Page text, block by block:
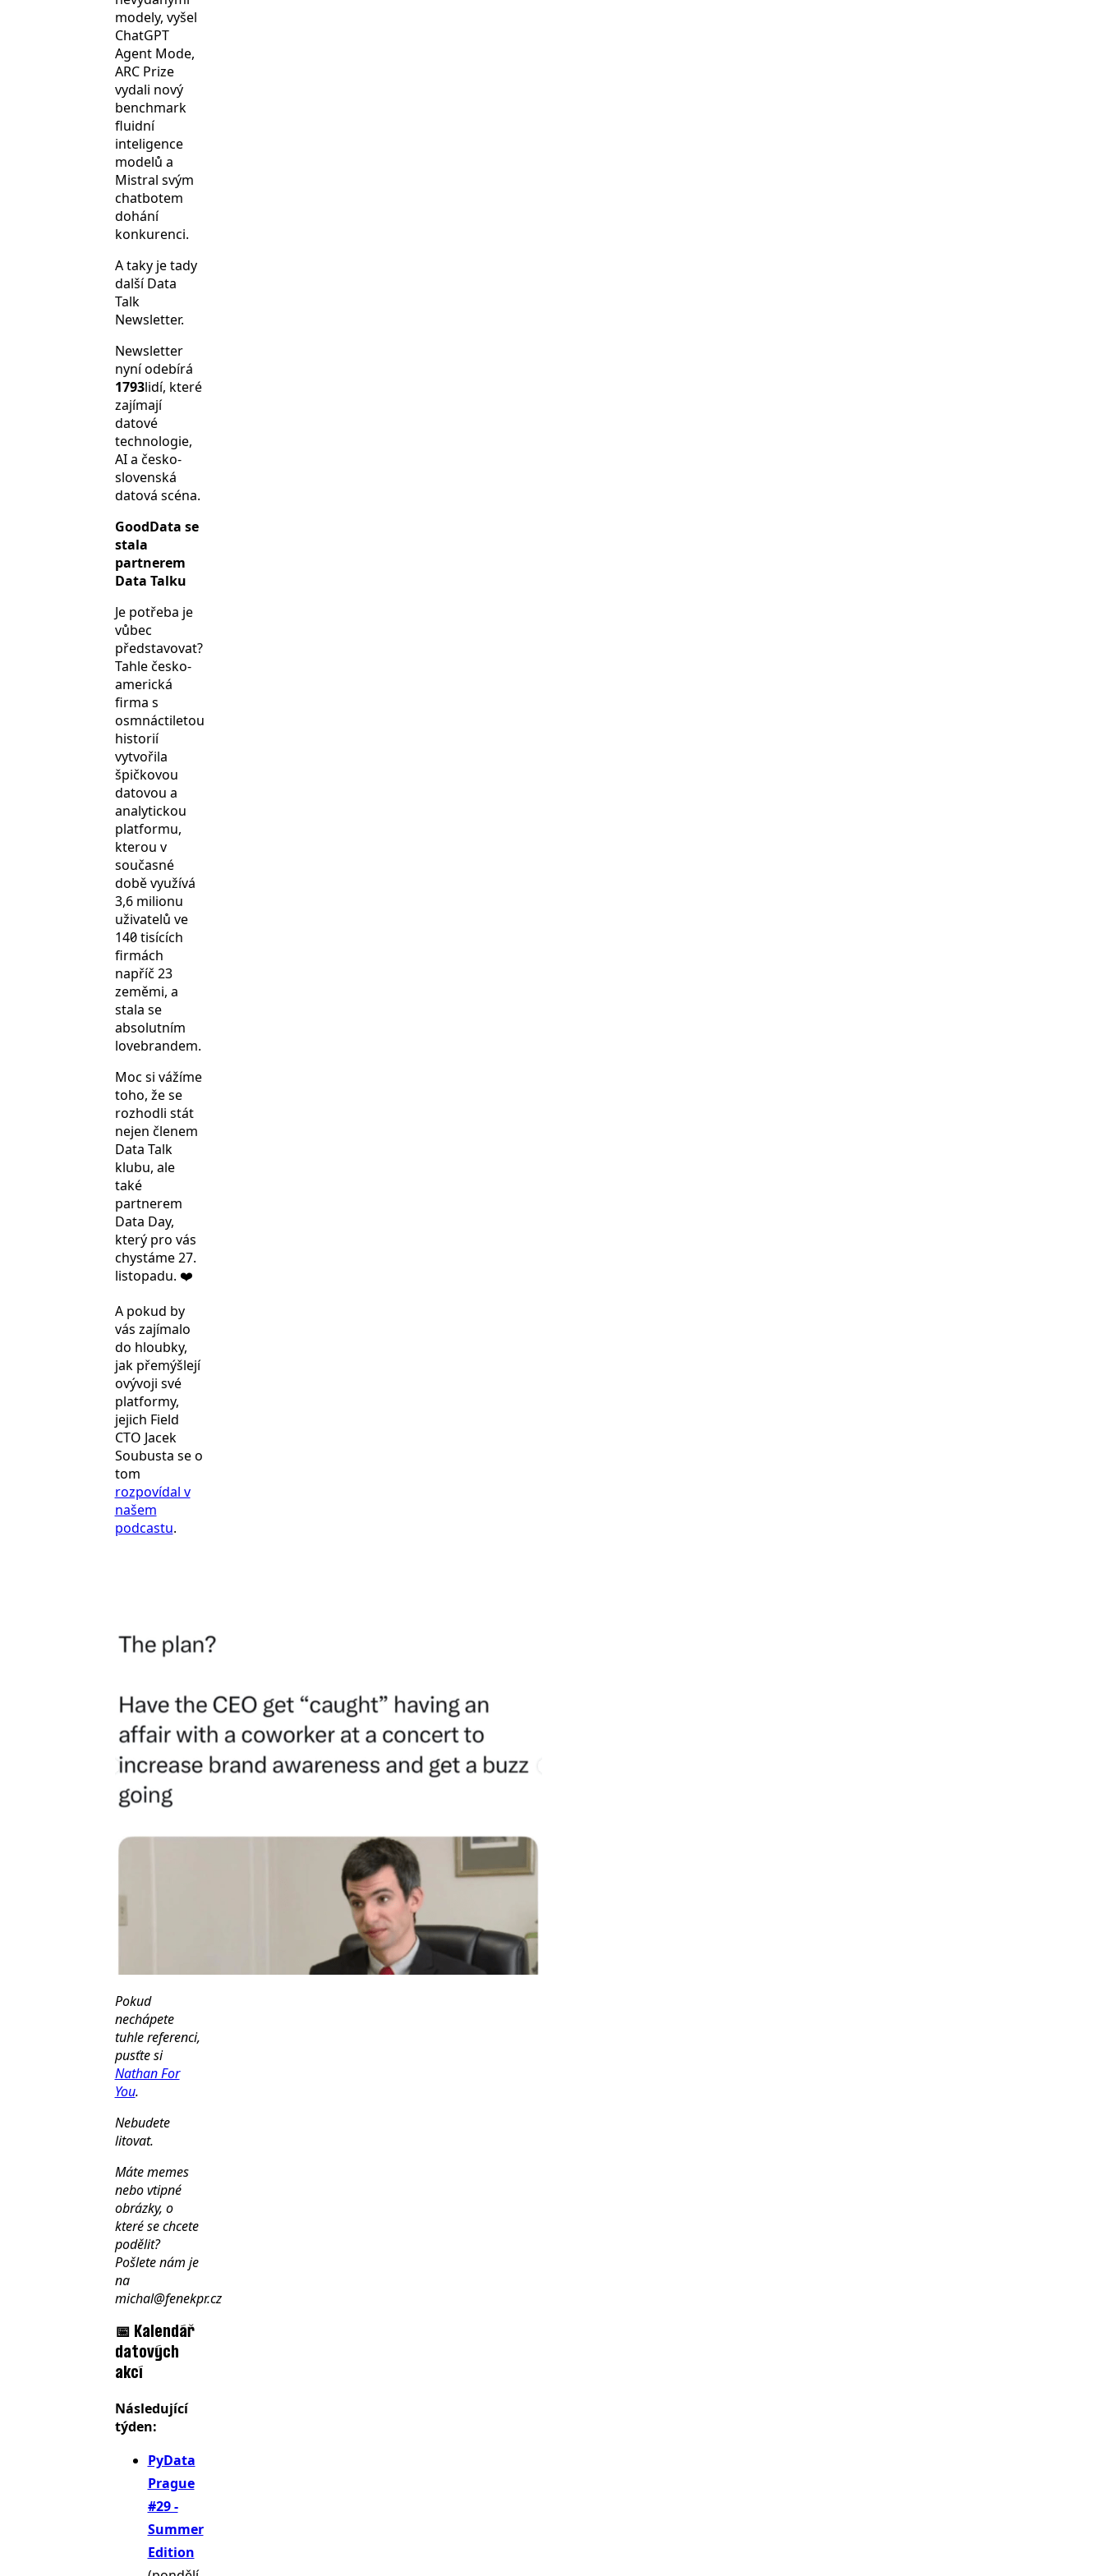
modely, vyšel
ChatGPT
Agent Mode,
ARC Prize
vydali nový
benchmark
fluidní
inteligence
modelů a
Mistral svým
chatbotem
dohání
konkurenci.
A taky je tady
další Data
Talk
Newsletter.
Newsletter
nyní odebírá
1793lidí, které
zajímají
datové
technologie,
AI a česko-
slovenská
datová scéna.
GoodData se
stala
partnerem
Data Talku
Je potřeba je
vůbec
představovat?
Tahle česko-
americká
firma s
osmnáctiletou
historií
vytvořila
špičkovou
datovou a
analytickou
platformu,
kterou v
současné
době využívá
3,6 milionu
uživatelů ve
140 tisících
firmách
napříč 23
zeměmi, a
stala se
absolutním
lovebrandem.
Moc si vážíme
toho, že se
rozhodli stát
nejen členem
Data Talk
klubu, ale
také
partnerem
Data Day,
který pro vás
chystáme 27.
listopadu. ❤️
A pokud by
vás zajímalo
do hloubky,
jak přemýšlejí
ovývoji své
platformy,
jejich Field
CTO Jacek
Soubusta se o
tom
rozpovídal v
našem
podcastu.
Pokud
nechápete
tuhle referenci,
pusťte si
Nathan For
You.
Nebudete
litovat.
Máte memes
nebo vtipné
obrázky, o
které se chcete
podělit?
Pošlete nám je
na
michal@fenekpr.cz
📅 Kalendář
datových
akcí
Následující
týden:
PyData
Prague
#29 -
Summer
Edition